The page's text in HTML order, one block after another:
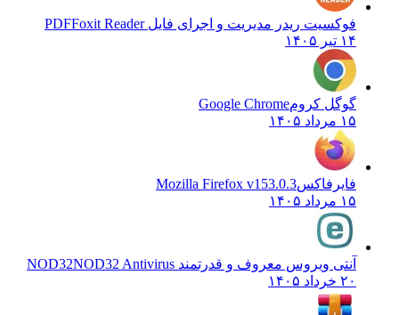
فوکسیت ریدر مدیریت و اجرای فایل PDFFoxit Reader
۱۴ تیر ۱۴۰۵
گوگل کرومGoogle Chrome
۱۵ مرداد ۱۴۰۵
فایرفاکسMozilla Firefox v153.0.3
۱۵ مرداد ۱۴۰۵
آنتی ویروس معروف و قدرتمند NOD32 NOD32 Antivirus
۲۰ خرداد ۱۴۰۵